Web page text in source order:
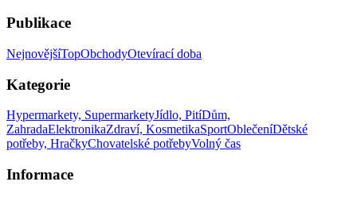
Publikace
NejnovějšíTopObchodyOtevírací doba
Kategorie
Hypermarkety, SupermarketyJídlo, PitíDům,
ZahradaElektronikaZdraví, KosmetikaSportOblečeníDětské
potřeby, HračkyChovatelské potřebyVolný čas
Informace